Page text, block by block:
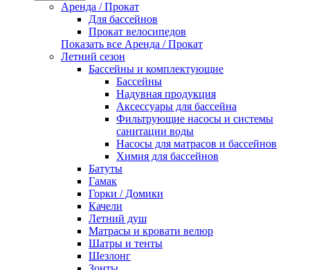
Аренда / Прокат
Для бассейнов
Прокат велосипедов
Показать все Аренда / Прокат
Летний сезон
Бассейны и комплектующие
Бассейны
Надувная продукция
Аксессуары для бассейна
Фильтрующие насосы и системы
санитации воды
Насосы для матрасов и бассейнов
Химия для бассейнов
Батуты
Гамак
Горки / Домики
Качели
Летний душ
Матрасы и кровати велюр
Шатры и тенты
Шезлонг